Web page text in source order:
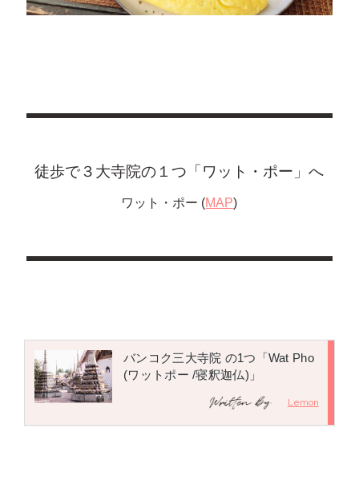
徒歩で３大寺院の１つ「ワット・ポー」へ
ワット・ポー (MAP)